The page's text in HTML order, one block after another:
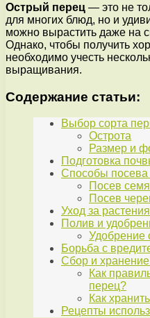
Острый перец — это не
для многих блюд, но и
можно вырастить даже на
Однако, чтобы получить
необходимо учесть
выращивания.
Содержание статьи:
Выбор сорта
Острота
Размер и
Подготовка
Способы посева
Посев
Посев
Уход за
Полив и
Удобрение
Борьба с
Сбор и
Как
перец?
Как
Рецепты